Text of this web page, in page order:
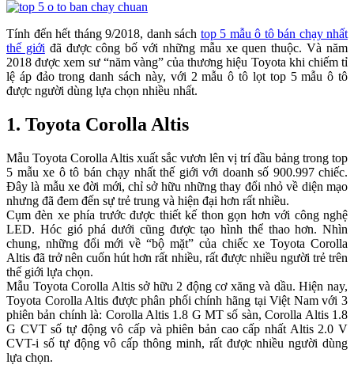
Tính đến hết tháng 9/2018, danh sách top 5 mẫu ô tô bán chạy nhất
thế giới đã được công bố với những mẫu xe quen thuộc. Và năm
2018 được xem sư “năm vàng” của thương hiệu Toyota khi chiếm tỉ
lệ áp đảo trong danh sách này, với 2 mẫu ô tô lọt top 5 mẫu ô tô
được người dùng lựa chọn nhiều nhất.
1. Toyota Corolla Altis
Mẫu Toyota Corolla Altis xuất sắc vươn lên vị trí đầu bảng trong top
5 mẫu xe ô tô bán chạy nhất thế giới với doanh số 900.997 chiếc.
Đây là mẫu xe đời mới, chỉ sở hữu những thay đổi nhỏ về diện mạo
nhưng đã đem đến sự trẻ trung và hiện đại hơn rất nhiều.
Cụm đèn xe phía trước được thiết kế thon gọn hơn với công nghệ
LED. Hóc gió phá dưới cũng được tạo hình thể thao hơn. Nhìn
chung, những đổi mới về “bộ mặt” của chiếc xe Toyota Corolla
Altis đã trở nên cuốn hút hơn rất nhiều, rất được nhiều người trẻ trên
thế giới lựa chọn.
Mẫu Toyota Corolla Altis sở hữu 2 động cơ xăng và dầu. Hiện nay,
Toyota Corolla Altis được phân phối chính hãng tại Việt Nam với 3
phiên bản chính là: Corolla Altis 1.8 G MT số sàn, Corolla Altis 1.8
G CVT số tự động vô cấp và phiên bản cao cấp nhất Altis 2.0 V
CVT-i số tự động vô cấp thông minh, rất được nhiều người dùng
lựa chọn.